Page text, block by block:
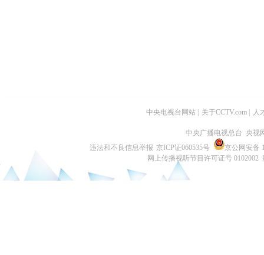
中央电视台网站 关于CCTV.com 人
中央广播电视总台 央视
违法和不良信息举报 京ICP证060535号
京公网安备
网上传播视听节目许可证号 0102002